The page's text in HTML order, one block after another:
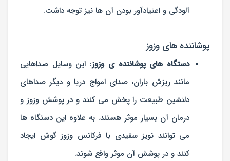
آلودگی و اعتیادآور بودن آن ها نیز توجه داشت.
پوشاننده های وزوز
دستگاه های پوشاننده ی وزوز: این وسایل صداهایی
مانند ریزش باران، صدای امواج دریا و دیگر صداهای
دلنشین طبیعت را پخش می کنند و در پوشش وزوز و
درمان آن بسیار موثر هستند. به علاوه این دستگاه ها
می توانند نویز سفیدی با فرکانس وزوز گوش ایجاد
کنند و در پوشش آن موثر واقع شوند.